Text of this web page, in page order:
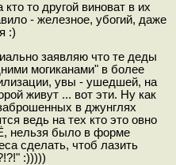
кто то другой виноват в их
- железное, убогий, даже
:)
заявляю что те деды
могиканами" в более
увы - ушедшей, на
живут ... вот эти. Ну как
в джунглях
ведь на тех кто это овно
нельзя было в форме
сделать, чтоб лазить
:)))))